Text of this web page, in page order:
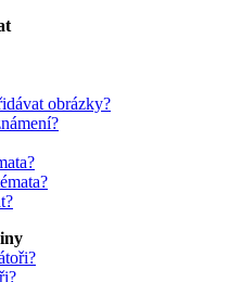
obrázky?